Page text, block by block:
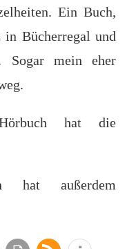
Ein Buch,
in Bücherregal und
Sogar mein eher
hat die
hat außerdem